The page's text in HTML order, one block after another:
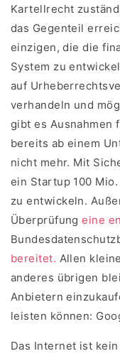
Kartellrecht
das Gegenteil
einzigen, die die
System zu
auf
verhandeln und
gibt es Ausnahmen
bereits ab einem
nicht mehr. Mit
ein Startup 100
zu entwickeln.
Überprüfung eine
bereitet. Allen
anderes übrigen
Anbietern
leisten können:
Das Internet ist